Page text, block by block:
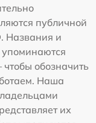
публичной
Названия и
упоминаются
обозначить
Наша
их